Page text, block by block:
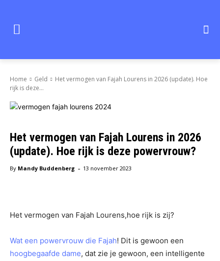
Home Geld
Het vermogen van Fajah Lourens in 2026 (update). Hoe
rijk is deze...
Het vermogen van Fajah Lourens in 2026
(update). Hoe rijk is deze powervrouw?
By Mandy Buddenberg - 13 november 2023
Het vermogen van Fajah Lourens,hoe rijk is zij?
Wat een powervrouw die Fajah! Dit is gewoon een
hoogbegaafde dame, dat zie je gewoon, een intelligente